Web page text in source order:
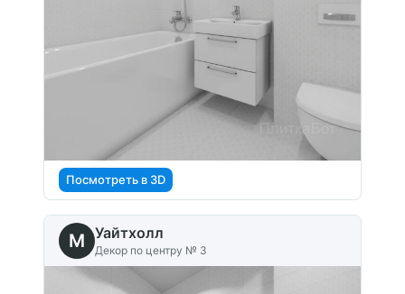
Посмотреть в 3D
M Уайтхолл
Декор по центру № 3